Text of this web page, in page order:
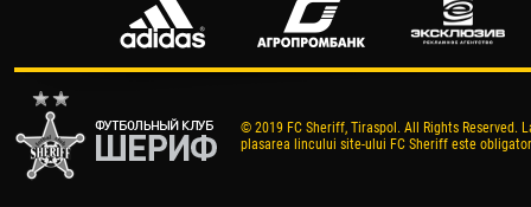
© 2019 FC Sheriff, Tiraspol. All Rights
plasarea lincului site-ului FC Sheriff este